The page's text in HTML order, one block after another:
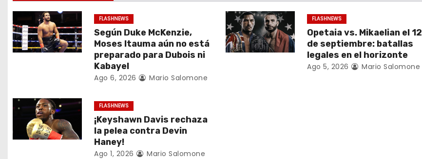
c
i
ó
e
FLASHNEWS
Según Duke McKenzie,
Moses Itauma aún no está
preparado para Dubois ni
Kabayel
Ago 6, 2026 Mario Salomone
FLASHNEWS
Opetaia vs. Mikaelian el 12
de septiembre: batallas
legales en el horizonte
Ago 5, 2026 Mario Salomone
FLASHNEWS
¡Keyshawn Davis rechaza
la pelea contra Devin
Haney!
Ago 1, 2026 Mario Salomone